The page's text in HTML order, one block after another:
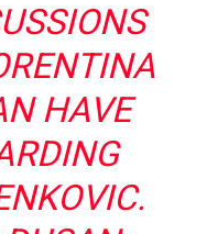
HAVE
.